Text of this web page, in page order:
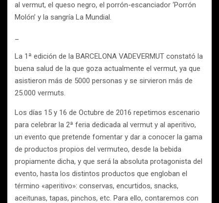
al vermut, el queso negro, el porrón-escanciador ‘Porrón
Molón’ y la sangría La Mundial.
La 1ª edición de la BARCELONA VADEVERMUT constató la
buena salud de la que goza actualmente el vermut, ya que
asistieron más de 5000 personas y se sirvieron más de
25.000 vermuts.
Los días 15 y 16 de Octubre de 2016 repetimos escenario
para celebrar la 2ª feria dedicada al vermut y al aperitivo,
un evento que pretende fomentar y dar a conocer la gama
de productos propios del vermuteo, desde la bebida
propiamente dicha, y que será la absoluta protagonista del
evento, hasta los distintos productos que engloban el
término «aperitivo»: conservas, encurtidos, snacks,
aceitunas, tapas, pinchos, etc. Para ello, contaremos con